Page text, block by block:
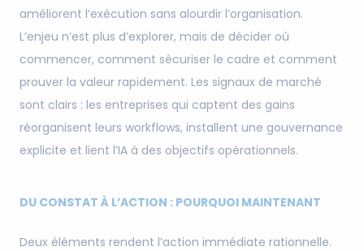
améliorent l’exécution sans alourdir l’organisation.
L’enjeu n’est plus d’explorer, mais de décider où
commencer, comment sécuriser le cadre et comment
prouver la valeur rapidement. Les signaux de marché
sont clairs : les entreprises qui captent des gains
réorganisent leurs workflows, installent une gouvernance
explicite et lient l’IA à des objectifs opérationnels.
DU CONSTAT À L’ACTION : POURQUOI MAINTENANT
Deux éléments rendent l’action immédiate rationnelle.